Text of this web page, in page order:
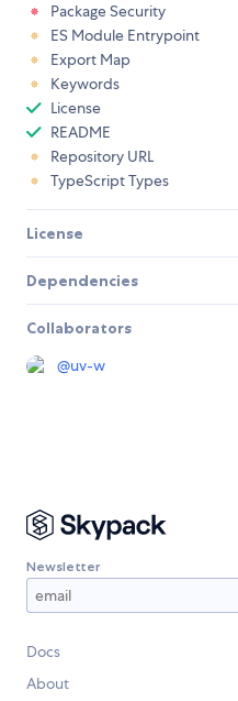
Package Security
ES Module Entrypoint
Export Map
Keywords
License
README
Repository URL
TypeScript Types
License
Dependencies
Collaborators
@uv-w
Newsletter
Docs
About